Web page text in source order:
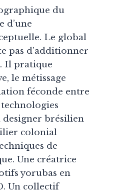
du
d’une
Le global
pas d’additionner
Il pratique
le métissage
féconde entre
designer brésilien
colonial
de
Une créatrice
yorubas en
Un collectif